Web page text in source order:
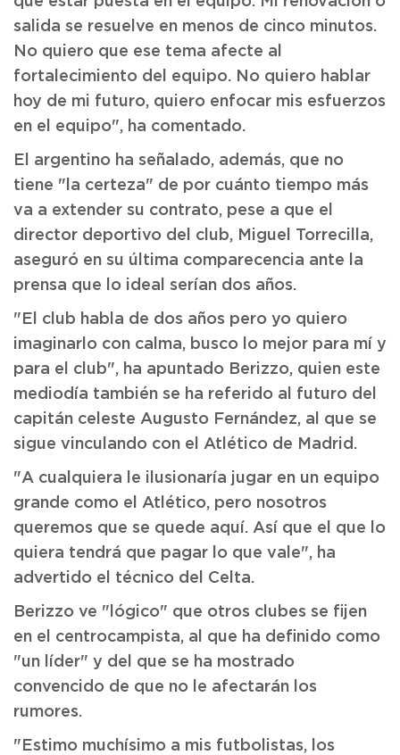
salida se resuelve en menos de cinco minutos.
No quiero que ese tema afecte al
fortalecimiento del equipo. No quiero hablar
hoy de mi futuro, quiero enfocar mis esfuerzos
en el equipo", ha comentado.
El argentino ha señalado, además, que no
tiene "la certeza" de por cuánto tiempo más
va a extender su contrato, pese a que el
director deportivo del club, Miguel Torrecilla,
aseguró en su última comparecencia ante la
prensa que lo ideal serían dos años.
"El club habla de dos años pero yo quiero
imaginarlo con calma, busco lo mejor para mí y
para el club", ha apuntado Berizzo, quien este
mediodía también se ha referido al futuro del
capitán celeste Augusto Fernández, al que se
sigue vinculando con el Atlético de Madrid.
"A cualquiera le ilusionaría jugar en un equipo
grande como el Atlético, pero nosotros
queremos que se quede aquí. Así que el que lo
quiera tendrá que pagar lo que vale", ha
advertido el técnico del Celta.
Berizzo ve "lógico" que otros clubes se fijen
en el centrocampista, al que ha definido como
"un líder" y del que se ha mostrado
convencido de que no le afectarán los
rumores.
"Estimo muchísimo a mis futbolistas, los